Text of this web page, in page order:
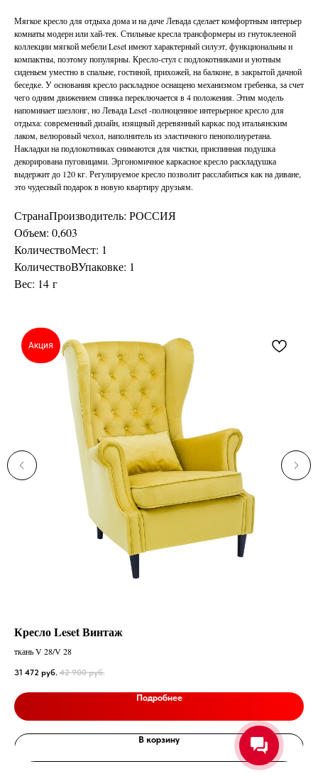
Мягкое кресло для отдыха дома и на даче Левада сделает комфортным интерьер
комнаты модерн или хай-тек. Стильные кресла трансформеры из гнутоклееной
коллекции мягкой мебели Leset имеют характерный силуэт, функциональны и
компактны, поэтому популярны. Кресло-стул с подлокотниками и уютным
сиденьем уместно в спальне, гостиной, прихожей, на балконе, в закрытой дачной
беседке. У основания кресло раскладное оснащено механизмом гребенка, за счет
чего одним движением спинка переключается в 4 положения. Этим модель
напоминает шезлонг, но Левада Leset -полноценное интерьерное кресло для
отдыха: современный дизайн, изящный деревянный каркас под итальянским
лаком, велюровый чехол, наполнитель из эластичного пенополиуретана.
Накладки на подлокотниках снимаются для чистки, приспинная подушка
декорирована пуговицами. Эргономичное каркасное кресло раскладушка
выдержит до 120 кг. Регулируемое кресло позволит расслабиться как на диване,
это чудесный подарок в новую квартиру друзьям.
СтранаПроизводитель: РОССИЯ
Объем: 0,603
КоличествоМест: 1
КоличествоВУпаковке: 1
Вес: 14 г
Акция
Кресло Leset Винтаж
ткань V 28/V 28
31 472 руб. 42 900 руб.
Подробнее
В корзину